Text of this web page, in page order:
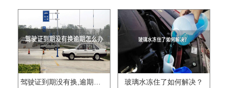
驾驶证到期没有换,逾期怎么办?? 玻璃水冻住了如何解决？